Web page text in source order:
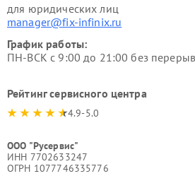
для юридических лиц
manager@fix-infinix.ru
График работы:
ПН-ВСК с 9:00 до 21:00 без
Рейтинг сервисного центра
4.9-5.0
ООО "Русервис"
ИНН 7702633247
ОГРН 1077746335776